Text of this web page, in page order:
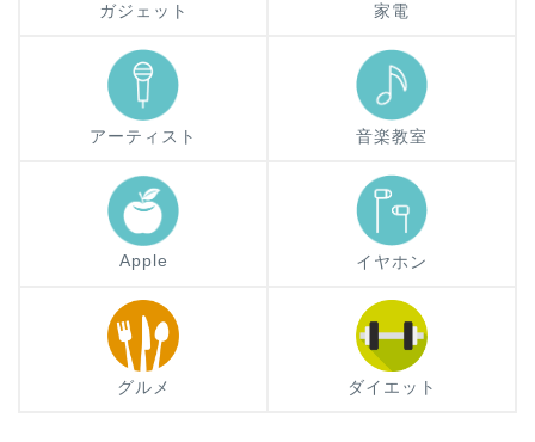
ガジェット 家電
アーティスト 音楽教室
Apple イヤホン
グルメ ダイエット